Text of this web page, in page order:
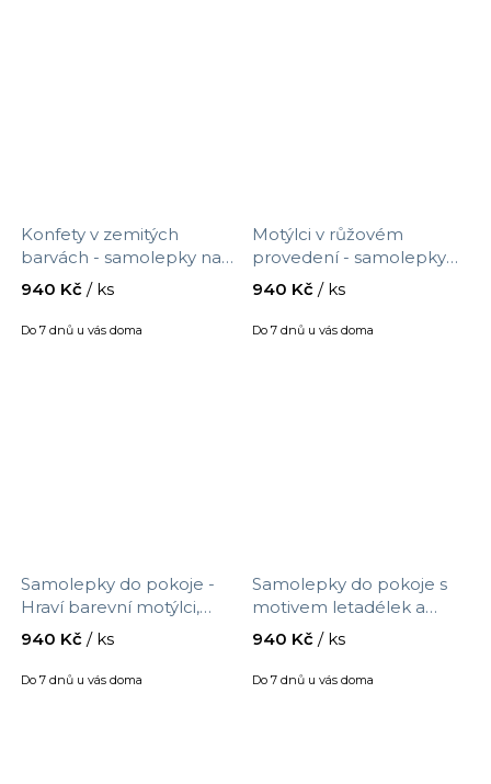
Konfety v zemitých
barvách - samolepky na
zeď do dětského pokoje,
velikost 90 x 30 cm, 9548f
Do 7 dnů u vás doma
940 Kč / ks
Motýlci v růžovém
provedení - samolepky
na zeď pro dívku, velikost
90 x 30 cm, 9547f
Do 7 dnů u vás doma
940 Kč / ks
Samolepky do pokoje -
Hraví barevní motýlci,
velikost 90 x 30 cm, 9546f
Do 7 dnů u vás doma
940 Kč / ks
Samolepky do pokoje s
motivem letadélek a
obláčků do dětského
pokojíku, velikost 90 x 30
cm, 9545f
Do 7 dnů u vás doma
940 Kč / ks